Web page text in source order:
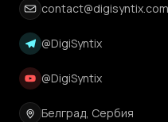
contact@digisyntix.com
@DigiSyntix
@DigiSyntix
Белград, Сербия